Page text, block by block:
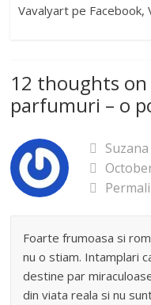
Vavalyart pe Facebook,
12 thoughts on
parfumuri – o
Suzana
Foarte frumoasa si
nu o stiam. Intamplari
destine par
din viata reala si nu